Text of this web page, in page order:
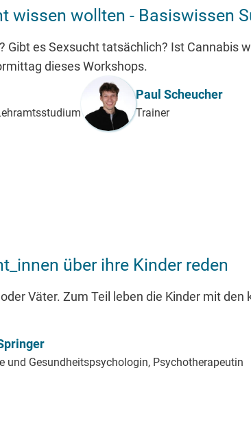
wissen wollten - Basiswissen
es Sexsucht tatsächlich? Ist Cannabis
dieses Workshops.
Paul Scheucher
Trainer
über ihre Kinder reden
Väter. Zum Teil leben die Kinder mit
und Gesundheitspsychologin, Psychotherapeutin